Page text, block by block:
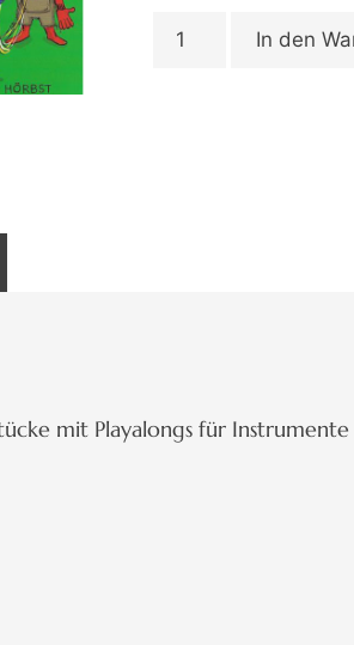
In den
mit Playalongs für Instrumente